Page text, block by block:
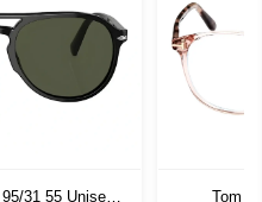
31 55 Unisex
Tom